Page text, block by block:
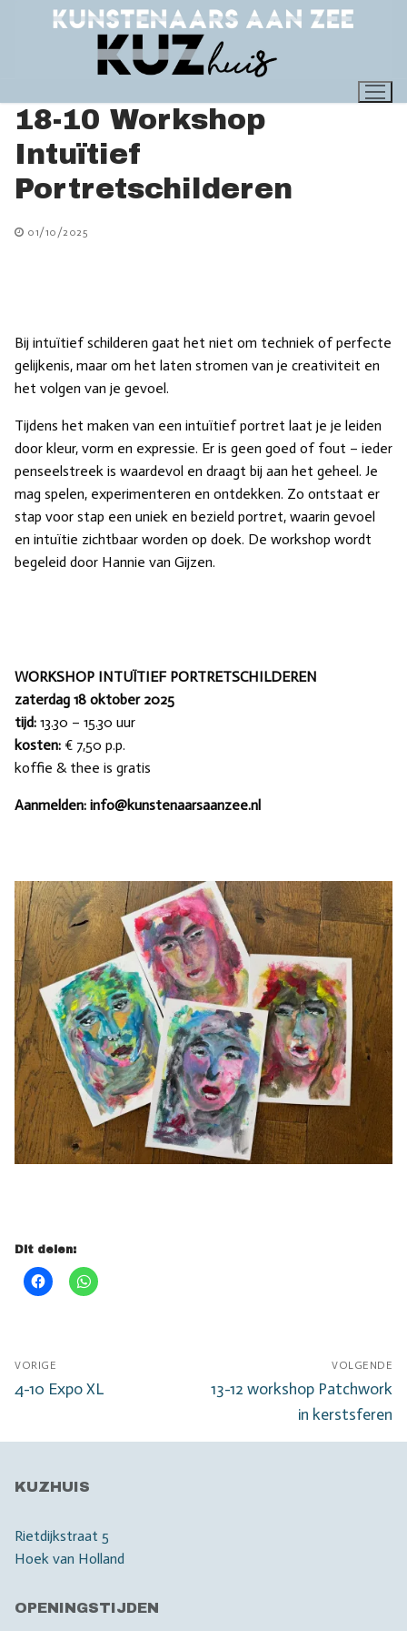
18-10 Workshop
Intuïtief
Portretschilderen
01/10/2025
Bij intuïtief schilderen gaat het niet om techniek of perfecte
gelijkenis, maar om het laten stromen van je creativiteit en
het volgen van je gevoel.
Tijdens het maken van een intuïtief portret laat je je leiden
door kleur, vorm en expressie. Er is geen goed of fout – ieder
penseelstreek is waardevol en draagt bij aan het geheel. Je
mag spelen, experimenteren en ontdekken. Zo ontstaat er
stap voor stap een uniek en bezield portret, waarin gevoel
en intuïtie zichtbaar worden op doek. De workshop wordt
begeleid door Hannie van Gijzen.
WORKSHOP INTUÏTIEF PORTRETSCHILDEREN
zaterdag 18 oktober 2025
tijd: 13.30 – 15.30 uur
kosten: € 7,50 p.p.
koffie & thee is gratis
Aanmelden: info@kunstenaarsaanzee.nl
Dit delen:
Bericht
navigatie
VORIGE
Vorig
4-10 Expo XL
VOLGENDE
Volgend
13-12 workshop Patchwork
in kerstsferen
KUZHUIS
Rietdijkstraat 5
Hoek van Holland
OPENINGSTIJDEN